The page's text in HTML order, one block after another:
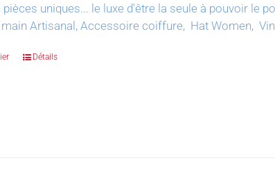
uniques... le luxe d'être la seule à pouvoir le
main Artisanal, Accessoire coiffure, Hat Women,
Détails